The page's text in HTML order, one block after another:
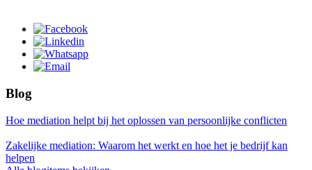
Blog
Hoe mediation helpt bij het oplossen van persoonlijke conflicten
Zakelijke mediation: Waarom het werkt en hoe het je bedrijf kan
helpen